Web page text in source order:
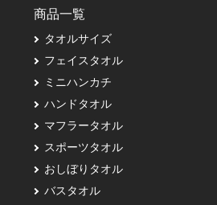
商品一覧
タオルサイズ
フェイスタオル
ミニハンカチ
ハンドタオル
マフラータオル
スポーツタオル
おしぼりタオル
バスタオル